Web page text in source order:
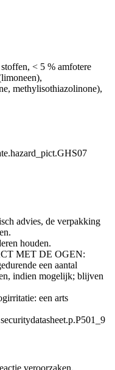
< 5 % amfotere
methylisothiazolinone),
advies, de verpakking
houden.
MET DE OGEN:
een aantal
indien mogelijk; blijven
een arts
veroorzaken.